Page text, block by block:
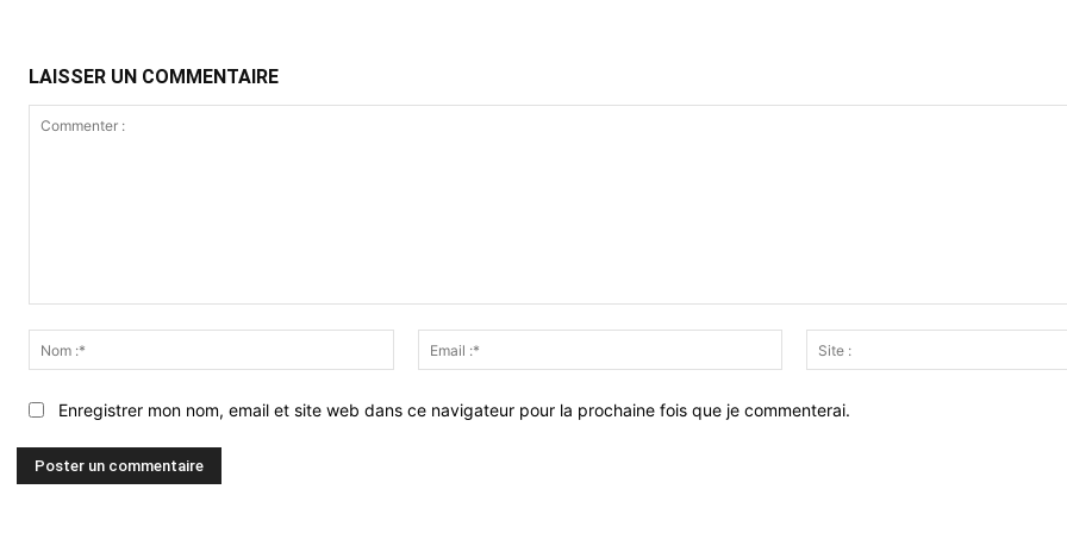
LAISSER UN COMMENTAIRE
:*
Email
:*
Enregistrer mon nom, email et site web dans ce navigateur pour la prochaine fois que je commenterai.